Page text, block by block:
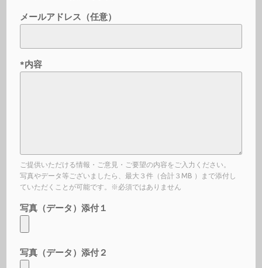
メールアドレス（任意）
*内容
ご提供いただける情報・ご意見・ご要望の内容をご入力ください。
写真やデータ等ございましたら、最大３件（合計３MB ）まで添付し
ていただくことが可能です。※必須ではありません
写真（データ）添付１
写真（データ）添付２